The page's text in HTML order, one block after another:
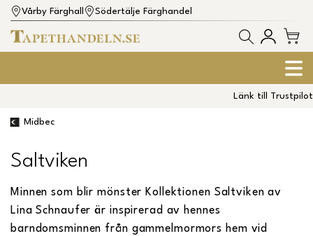
Vårby Färghall Södertälje Färghandel
Länk till Trustpilot
Midbec
Saltviken
Minnen som blir mönster Kollektionen Saltviken av
Lina Schnaufer är inspirerad av hennes
barndomsminnen från gammelmormors hem vid